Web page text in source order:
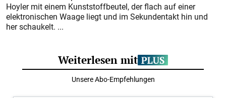
Hoyler mit einem Kunststoffbeutel, der flach auf einer
elektronischen Waage liegt und im Sekundentakt hin und
her schaukelt. ...